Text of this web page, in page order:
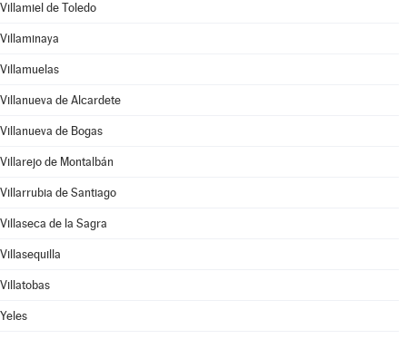
Villamiel de Toledo
Villaminaya
Villamuelas
Villanueva de Alcardete
Villanueva de Bogas
Villarejo de Montalbán
Villarrubia de Santiago
Villaseca de la Sagra
Villasequilla
Villatobas
Yeles